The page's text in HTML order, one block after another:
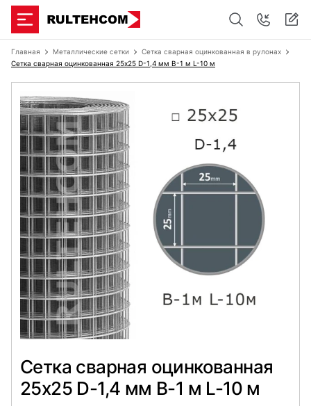
Главная Металлические сетки
Сетка сварная оцинкованная в рулонах
Сетка сварная оцинкованная 25х25 D-1,4 мм B-1 м L-10 м
Сетка сварная оцинкованная
25х25 D-1,4 мм B-1 м L-10 м